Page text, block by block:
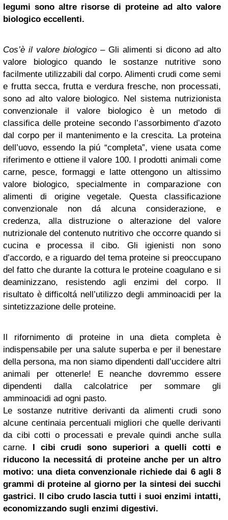
legumi sono altre risorse di proteine ad alto valore
biologico eccellenti.
Cos’è il valore biologico – Gli alimenti si dicono ad alto
valore biologico quando le sostanze nutritive sono
facilmente utilizzabili dal corpo. Alimenti crudi come semi
e frutta secca, frutta e verdura fresche, non processati,
sono ad alto valore biologico. Nel sistema nutrizionista
convenzionale il valore biologico è un metodo di
classifica delle proteine secondo l’assorbimento d’azoto
dal corpo per il mantenimento e la crescita. La proteina
dell’uovo, essendo la piú “completa”, viene usata come
riferimento e ottiene il valore 100. I prodotti animali come
carne, pesce, formaggi e latte ottengono un altissimo
valore biologico, specialmente in comparazione con
alimenti di origine vegetale. Questa classificazione
convenzionale non dá alcuna considerazione, e
credenza, alla distruzione o alterazione del valore
nutrizionale del contenuto nutritivo che occorre quando si
cucina e processa il cibo. Gli igienisti non sono
d’accordo, e a riguardo del tema proteine si preoccupano
del fatto che durante la cottura le proteine coagulano e si
deaminizzano, resistendo agli enzimi del corpo. Il
risultato è difficoltá nell’utilizzo degli amminoacidi per la
sintetizzazione delle proteine.
Il rifornimento di proteine in una dieta completa è
indispensabile per una salute superba e per il benestare
della persona, ma non siamo dipendenti dall’uccidere altri
animali per ottenerle! E neanche dovremmo essere
dipendenti dalla calcolatrice per sommare gli
amminoacidi ad ogni pasto.
Le sostanze nutritive derivanti da alimenti crudi sono
alcune centinaia percentuali migliori che quelle derivanti
da cibi cotti o processati e prevale quindi anche sulla
carne. I cibi crudi sono superiori a quelli cotti e
riducono la necessitá di proteine anche per un altro
motivo: una dieta convenzionale richiede dai 6 agli 8
grammi di proteine al giorno per la sintesi dei succhi
gastrici. Il cibo crudo lascia tutti i suoi enzimi intatti,
economizzando sugli enzimi digestivi.